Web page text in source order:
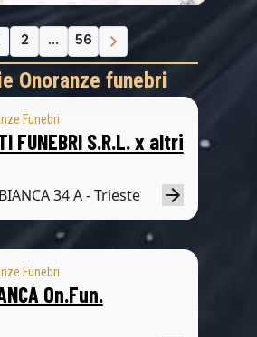
2 ... 56
Onoranze funebri
Funebri
FUNEBRI S.R.L. x altri
34 A - Trieste
Funebri
On.Fun.